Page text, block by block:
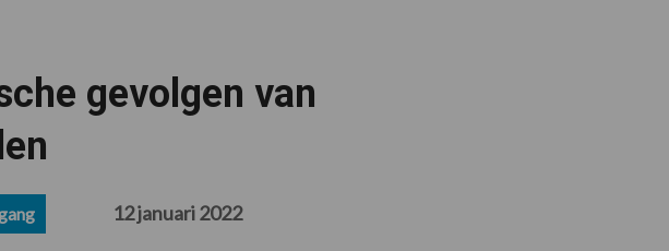
gevolgen van
12 januari 2022